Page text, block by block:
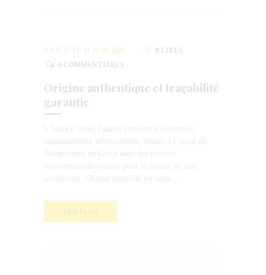
AJOUTÉ LE 12 JUIN 2025
LIKES
COMMENTAIRES
Origine authentique et traçabilité
garantie
L’huile d’olive Tagaris provient d’oliveraies
soigneusement sélectionnées, situées à l’ouest du
Péloponnèse en Grèce dans des terroirs
méditerranéens réputés pour la qualité de leur
production. Chaque bouteille est issue...
LIRE PLUS